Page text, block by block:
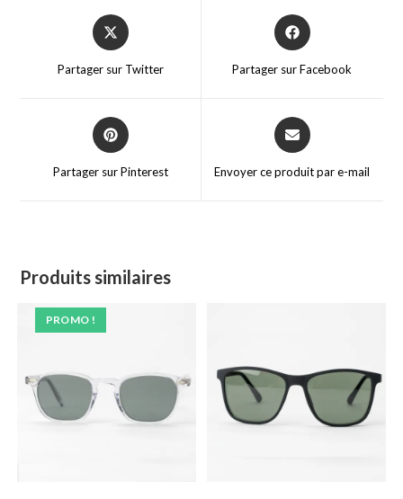
Opens
in
new
Partager sur Twitter
Opens
in
Partager sur Facebook
Opens
in
Partager sur Pinterest
Opens
in
new
Envoyer ce produit par e-mail
Produits similaires
PROMO !